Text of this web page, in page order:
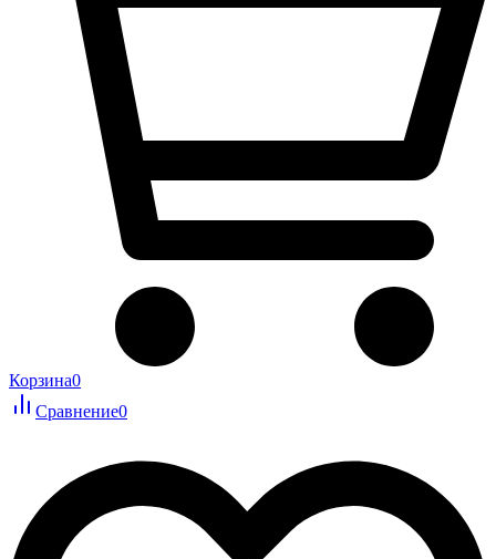
Корзина0
Сравнение0